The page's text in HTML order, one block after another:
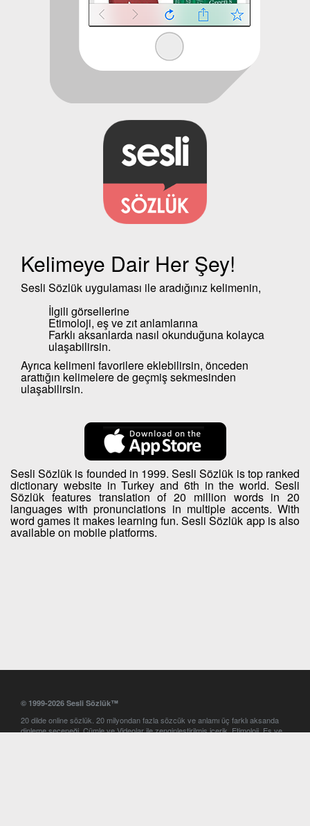
Kelimeye Dair Her Şey!
Sesli Sözlük uygulaması ile aradığınız kelimenin,
İlgili görsellerine
Etimoloji, eş ve zıt anlamlarına
Farklı aksanlarda nasıl okunduğuna kolayca
ulaşabilirsin.
Ayrıca kelimeni favorilere eklebilirsin, önceden
arattığın kelimelere de geçmiş sekmesinden
ulaşabilirsin.
Sesli Sözlük is founded in 1999. Sesli Sözlük is top ranked
dictionary website in Turkey and 6th in the world. Sesli
Sözlük features translation of 20 million words in 20
languages with pronunciations in multiple accents. With
word games it makes learning fun. Sesli Sözlük app is also
available on mobile platforms.
© 1999-2026 Sesli Sözlük™
20 dilde online sözlük. 20 milyondan fazla sözcük ve anlamı üç farklı aksanda
dinleme seçeneği. Cümle ve Videolar ile zenginleştirilmiş içerik. Etimoloji, Eş ve